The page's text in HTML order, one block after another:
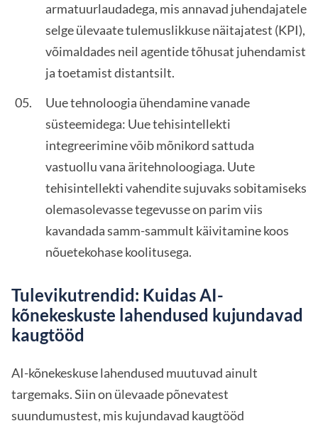
armatuurlaudadega, mis annavad juhendajatele
selge ülevaate tulemuslikkuse näitajatest (KPI),
võimaldades neil agentide tõhusat juhendamist
ja toetamist distantsilt.
Uue tehnoloogia ühendamine vanade
süsteemidega: Uue tehisintellekti
integreerimine võib mõnikord sattuda
vastuollu vana äritehnoloogiaga. Uute
tehisintellekti vahendite sujuvaks sobitamiseks
olemasolevasse tegevusse on parim viis
kavandada samm-sammult käivitamine koos
nõuetekohase koolitusega.
Tulevikutrendid: Kuidas AI-
kõnekeskuste lahendused kujundavad
kaugtööd
AI-kõnekeskuse lahendused muutuvad ainult
targemaks. Siin on ülevaade põnevatest
suundumustest, mis kujundavad kaugtööd